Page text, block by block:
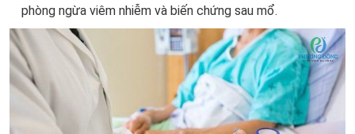
phòng ngừa viêm nhiễm và biến chứng sau mổ.